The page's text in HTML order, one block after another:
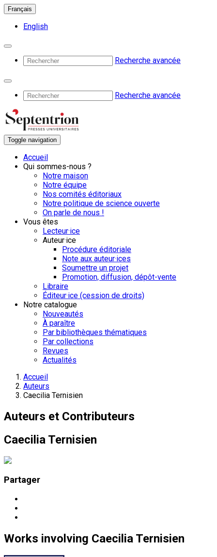
Français
English
Recherche avancée
Recherche avancée
Toggle navigation
Accueil
Qui sommes-nous ?
Notre maison
Notre équipe
Nos comités éditoriaux
Notre politique de science ouverte
On parle de nous !
Vous êtes
Lecteur·ice
Auteur·ice
Procédure éditoriale
Note aux auteur·ices
Soumettre un projet
Promotion, diffusion, dépôt-vente
Libraire
Éditeur·ice (cession de droits)
Notre catalogue
Nouveautés
À paraître
Par bibliothèques thématiques
Par collections
Revues
Actualités
Accueil
Auteurs
Caecilia Ternisien
Auteurs et Contributeurs
Caecilia Ternisien
Partager
Works involving Caecilia Ternisien